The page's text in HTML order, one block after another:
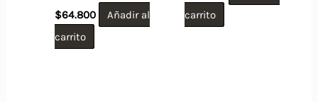
$64.800
Añadir al
carrito
carrito